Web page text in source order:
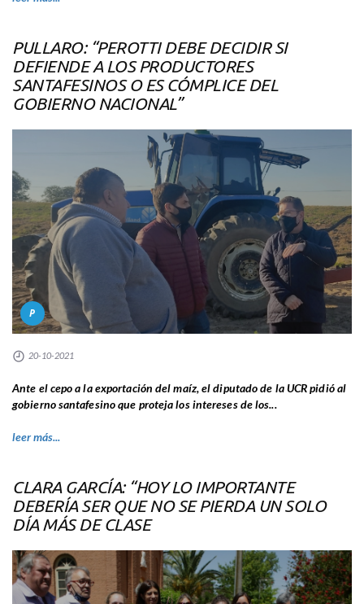
PULLARO: “PEROTTI DEBE DECIDIR SI
DEFIENDE A LOS PRODUCTORES
SANTAFESINOS O ES CÓMPLICE DEL
GOBIERNO NACIONAL”
P
20-10-2021
Ante el cepo a la exportación del maíz, el diputado de la UCR pidió al
gobierno santafesino que proteja los intereses de los...
leer más...
CLARA GARCÍA: “HOY LO IMPORTANTE
DEBERÍA SER QUE NO SE PIERDA UN SOLO
DÍA MÁS DE CLASE